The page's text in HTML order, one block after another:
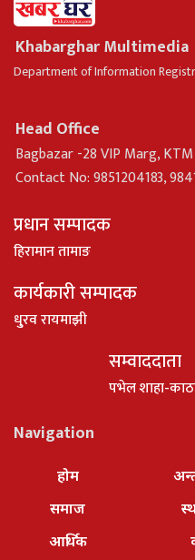
Khabarghar Multimedia
Department of Information
Head Office
Bagbazar -28 VIP Marg, KTM
Contact No: 9851204183,
प्रधान सम्पादक
हिरामान तामाङ
कार्यकारी सम्पादक
धु्रव रायमाझी
सम्वाददाता
पभेल शाहा-
Navigation
होम
समाज
आर्थिक